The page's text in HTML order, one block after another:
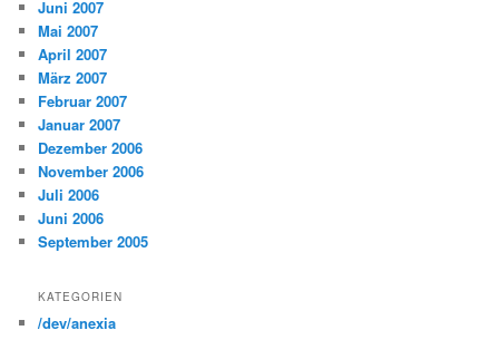
Juni 2007
Mai 2007
April 2007
März 2007
Februar 2007
Januar 2007
Dezember 2006
November 2006
Juli 2006
Juni 2006
September 2005
KATEGORIEN
/dev/anexia